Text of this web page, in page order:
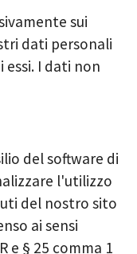
sui
dati personali
I dati non
del software di
l'utilizzo
del nostro sito
ai sensi
e § 25 comma 1